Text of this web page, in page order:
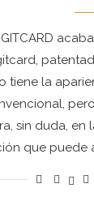
tiene la
sin duda, en
que puede